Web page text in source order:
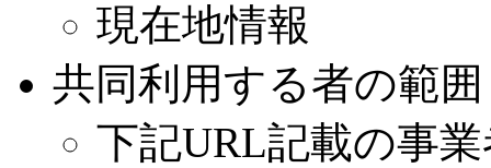
現在地情報
共同利用する者の範囲
下記URL記載の事